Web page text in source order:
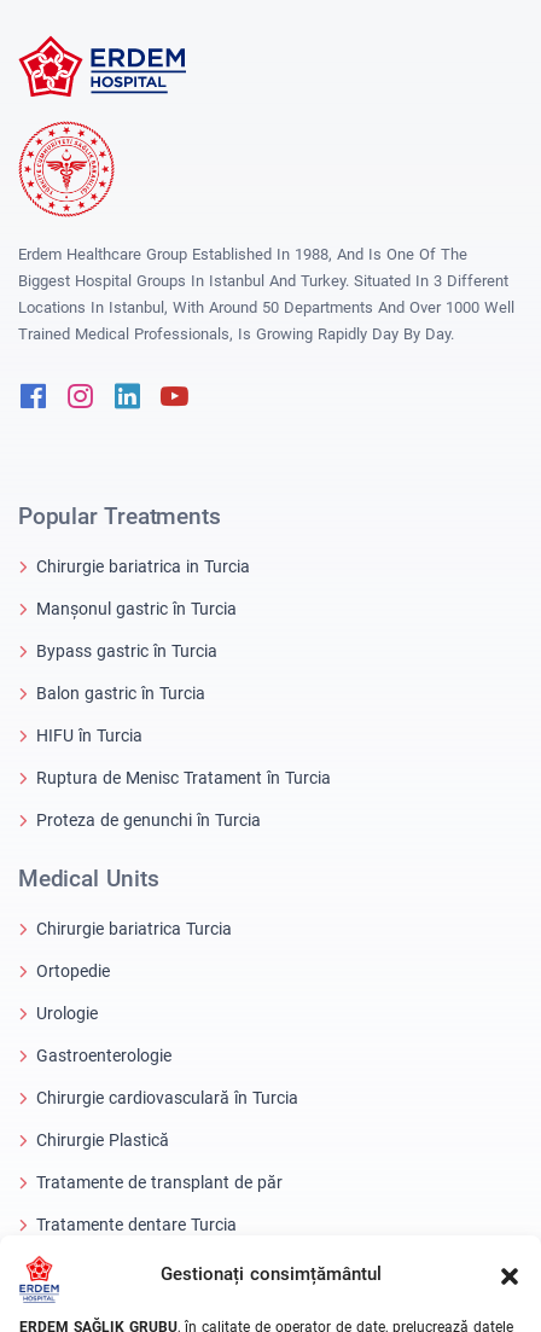
Gestionați consimțământul
ERDEM SAĞLIK GRUBU, în calitate de operator de date, prelucrează datele
Erdem Healthcare Group Established In 1988, And Is One Of The
Biggest Hospital Groups In Istanbul And Turkey. Situated In 3 Different
Locations In Istanbul, With Around 50 Departments And Over 1000 Well
Trained Medical Professionals, Is Growing Rapidly Day By Day.
FacebookInstagram
Linkedin
Popular Treatments
Chirurgie bariatrica in Turcia
Manșonul gastric în Turcia
Bypass gastric în Turcia
Balon gastric în Turcia
HIFU în Turcia
Ruptura de Menisc Tratament în Turcia
Proteza de genunchi în Turcia
Medical Units
Chirurgie bariatrica Turcia
Ortopedie
Urologie
Gastroenterologie
Chirurgie cardiovasculară în Turcia
Chirurgie Plastică
Tratamente de transplant de păr
Tratamente dentare Turcia
Ochi cu laser
About Erdem